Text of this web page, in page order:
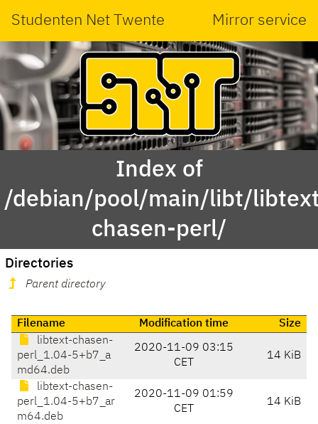
Studenten Net Twente Mirror service
Index of
/debian/pool/main/libt/
chasen-perl/
Directories
Parent directory
Filename Modification time
Size
libtext-chasen-
perl_1.04-5+b7_a
md64.deb
2020-11-09 03:15
CET
14 KiB
libtext-chasen-
perl_1.04-5+b7_ar
m64.deb
2020-11-09 01:59
CET
14 KiB